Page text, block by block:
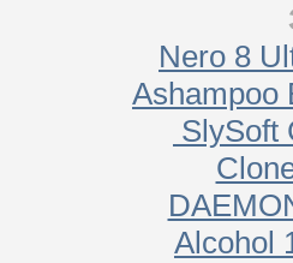
Nero 8
Ashampoo
SlySoft
Alcohol